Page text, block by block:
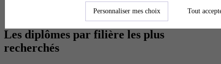
BTS Tpl en alternance
Les diplômes par filière les plus
recherchés
Personnaliser mes choix Tout